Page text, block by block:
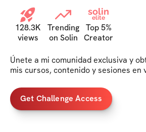
128.3K
views
Trending
on Solin
solin
elite
Top 5%
Creator
Únete a mi comunidad exclusiva y
mis cursos, contenido y sesiones en
Get Challenge Access